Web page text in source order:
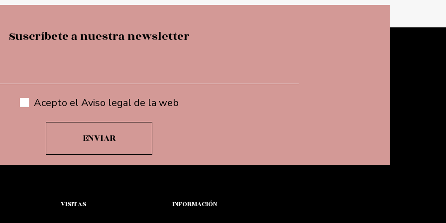
Suscríbete a nuestra newsletter
Acepto el Aviso legal de la web
VISITAS INFORMACIÓN